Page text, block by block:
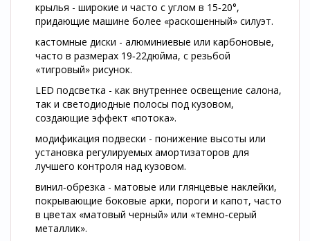
крылья - широкие и часто с углом в 15‑20°,
придающие машине более «раскошенный» силуэт.
кастомные диски - алюминиевые или карбоновые,
часто в размерах 19‑22дюйма, с резьбой
«тигровый» рисунок.
LED подсветка - как внутреннее освещение салона,
так и светодиодные полосы под кузовом,
создающие эффект «потока».
модификация подвески - понижение высоты или
установка регулируемых амортизаторов для
лучшего контроля над кузовом.
винил‑обрезка - матовые или глянцевые наклейки,
покрывающие боковые арки, пороги и капот, часто
в цветах «матовый черный» или «темно‑серый
металлик».